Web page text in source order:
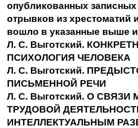
опубликованных записных
отрывков из хрестоматий и
вошло в указанные выше
Л. С. Выготский.
ПСИХОЛОГИЯ ЧЕЛОВЕКА
Л. С. Выготский.
ПИСЬМЕННОЙ РЕЧИ
Л. С. Выготский. О СВЯЗИ
ТРУДОВОЙ
ИНТЕЛЛЕКТУАЛЬНЫМ